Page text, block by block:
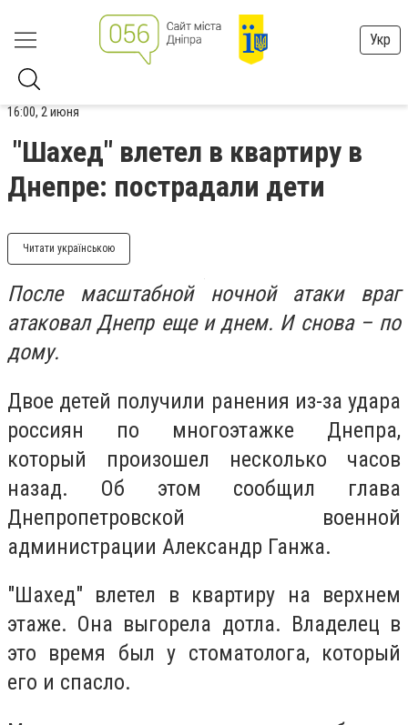
Укр
16:00, 2 июня
"Шахед" влетел в квартиру в
Днепре: пострадали дети
Читати українською
После масштабной ночной атаки враг
атаковал Днепр еще и днем. И снова – по
дому.
Двое детей получили ранения из-за удара
россиян по многоэтажке Днепра,
который произошел несколько часов
назад. Об этом сообщил глава
Днепропетровской военной
администрации Александр Ганжа.
"Шахед" влетел в квартиру на верхнем
этаже. Она выгорела дотла. Владелец в
это время был у стоматолога, который
его и спасло.